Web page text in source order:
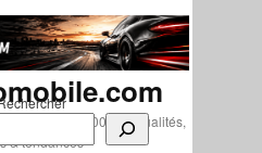
depuis 2007 • Actualités,
& tendances